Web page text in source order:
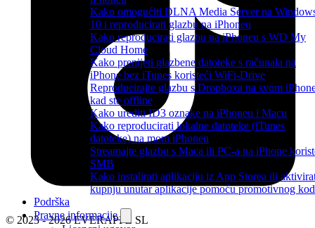
Kako omogućiti DLNA Media Server na
10 i reproducirati glazbu na iPhoneu
Kako reproducirati glazbu na iPhoneu s WD My
Cloud Home
Kako prenijeti glazbene datoteke s računala na
iPhone bez iTunes koristeći WiFi-Drive
Reproducirajte glazbu s Dropboxa na svom
kad ste offline
Kako urediti ID3 oznake na iPhoneu i Macu
Kako reproducirati lokalne datoteke (iTunes
datoteke) na mom iPhoneu
Streamajte glazbu s Maca ili PC-a na iPhone
SMB
Kako instalirati aplikaciju iz App Storea ili
kupnju unutar aplikacije pomoću promotivnog
Podrška
Pravne informacije
© 2023 - 2026 EVERAPPZ SL